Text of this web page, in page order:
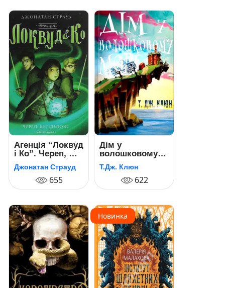
Агенція “Локвуд
і Ко”. Череп, що
шепоче
Джонатан Страуд
655
Дім у
волошковому
морі
Т.Дж. Клюн
622
Новинка